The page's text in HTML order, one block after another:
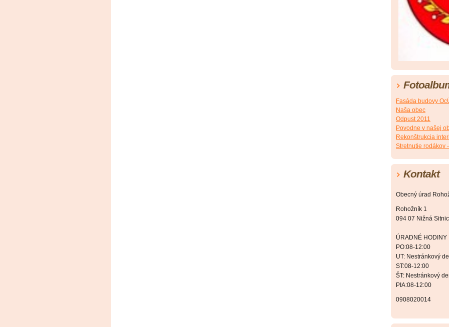
Fasáda budovy
Naša obec
Odpust 2011
Povodne v našej
Rekonštrukcia
Stretnutie rodákov
Kontakt
Obecný úrad
Rohožník 1
094 07 Nižná
ÚRADNÉ HODINY
PO:08-12:00
UT: Nestránkový
ST:08-12:00
ŠT: Nestránkový
PIA:08-12:00
0908020014